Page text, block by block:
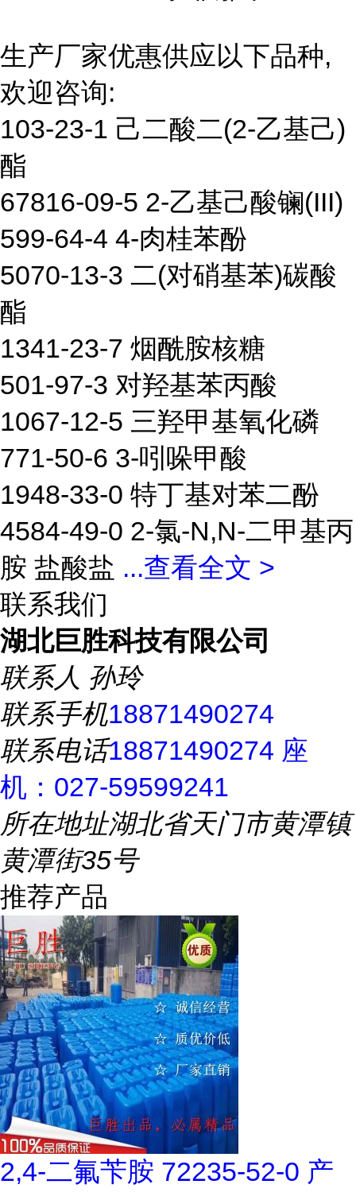
生产厂家优惠供应以下品种,
欢迎咨询:
103-23-1 己二酸二(2-乙基己)
酯
67816-09-5 2-乙基己酸镧(III)
599-64-4 4-肉桂苯酚
5070-13-3 二(对硝基苯)碳酸
酯
1341-23-7 烟酰胺核糖
501-97-3 对羟基苯丙酸
1067-12-5 三羟甲基氧化磷
771-50-6 3-吲哚甲酸
1948-33-0 特丁基对苯二酚
4584-49-0 2-氯-N,N-二甲基丙
胺 盐酸盐 ...查看全文 >
联系我们
湖北巨胜科技有限公司
联系人 孙玲
联系手机18871490274
联系电话18871490274 座
机：027-59599241
所在地址湖北省天门市黄潭镇
黄潭街35号
推荐产品
2,4-二氟苄胺 72235-52-0 产